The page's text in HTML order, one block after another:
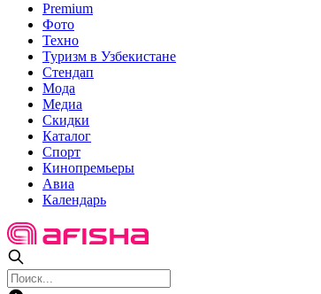
Premium
Фото
Техно
Туризм в Узбекистане
Стендап
Мода
Медиа
Скидки
Каталог
Спорт
Кинопремьеры
Авиа
Календарь